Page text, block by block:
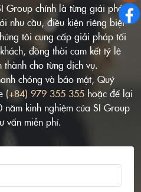
Group chính là từng giải pháp
nhu cầu, điều kiện riêng biệt
tôi cung cấp giải pháp tối
đồng thời cam kết tỷ lệ
cho từng dịch vụ.
chóng và bảo mật, Quý
(+84) 979 355 355 hoặc để lại
kinh nghiệm của SI Group
vấn miễn phí.